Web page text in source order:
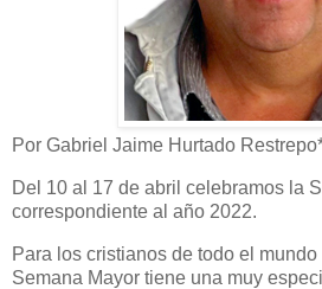
Por Gabriel Jaime Hurtado
Del 10 al 17 de abril celebramos la
correspondiente al año 2022.
Para los cristianos de todo el
Semana Mayor tiene una muy